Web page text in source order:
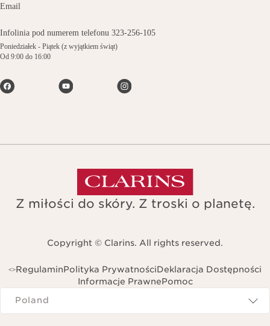
Email
Infolinia pod numerem telefonu 323-256-105
Poniedziałek - Piątek (z wyjątkiem świąt)
Od 9:00 do 16:00
Z miłości do skóry. Z troski o planetę.
Copyright © Clarins. All rights reserved.
RegulaminPolityka PrywatnościDeklaracja Dostępności
<
Informacje Prawne
>
Pomoc
Navigates to
Poland